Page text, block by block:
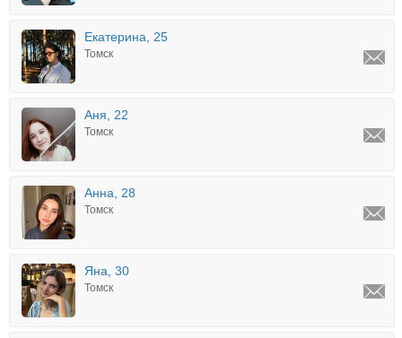
Екатерина, 25
Томск
Аня, 22
Томск
Анна, 28
Томск
Яна, 30
Томск